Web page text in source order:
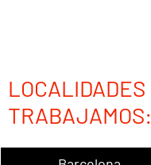
TRABAJAMOS: